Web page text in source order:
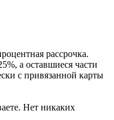
рассрочка.
%, а оставшиеся части
с привязанной карты
Нет никаких